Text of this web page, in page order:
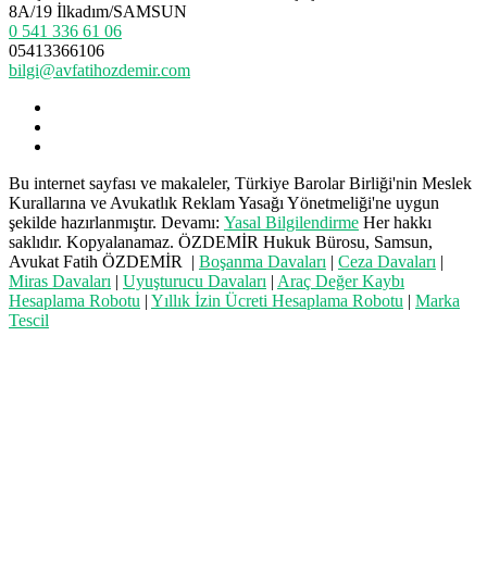
8A/19 İlkadım/SAMSUN
0 541 336 61 06
05413366106
bilgi@avfatihozdemir.com
Bu internet sayfası ve makaleler, Türkiye Barolar Birliği'nin Meslek
Kurallarına ve Avukatlık Reklam Yasağı Yönetmeliği'ne uygun
şekilde hazırlanmıştır. Devamı: Yasal Bilgilendirme Her hakkı
saklıdır. Kopyalanamaz. ÖZDEMİR Hukuk Bürosu, Samsun,
Avukat Fatih ÖZDEMİR | Boşanma Davaları | Ceza Davaları |
Miras Davaları | Uyuşturucu Davaları | Araç Değer Kaybı
Hesaplama Robotu | Yıllık İzin Ücreti Hesaplama Robotu | Marka
Tescil